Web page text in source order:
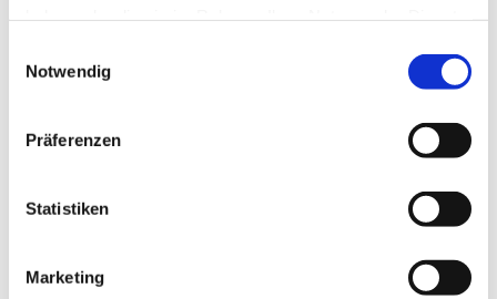
Notwendig
Präferenzen
Statistiken
Marketing
Karin Ehm